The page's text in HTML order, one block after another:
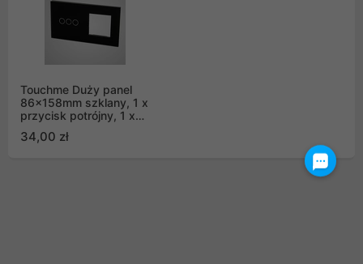
Touchme Duży panel
86x158mm szklany, 1 x
przycisk potrójny, 1 x
TM703728B
34,00 zł